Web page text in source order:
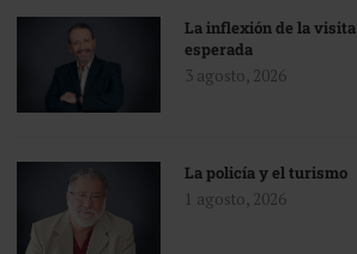
La inflexión de la visita
esperada
3 agosto, 2026
La policía y el turismo
1 agosto, 2026